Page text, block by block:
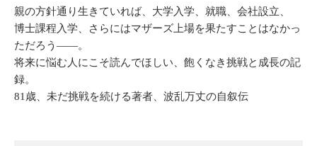
親の方針通り生きていれば、大学入学、就職、会社設立、
博士課程入学、さらにはマザーズ上場を果たすことはなかっ
ただろう——。
将来に悩む人にこそ読んでほしい、飽くなき挑戦と成長の記
録。
81歳、未だ挑戦を続ける著者、波乱万丈の自叙伝